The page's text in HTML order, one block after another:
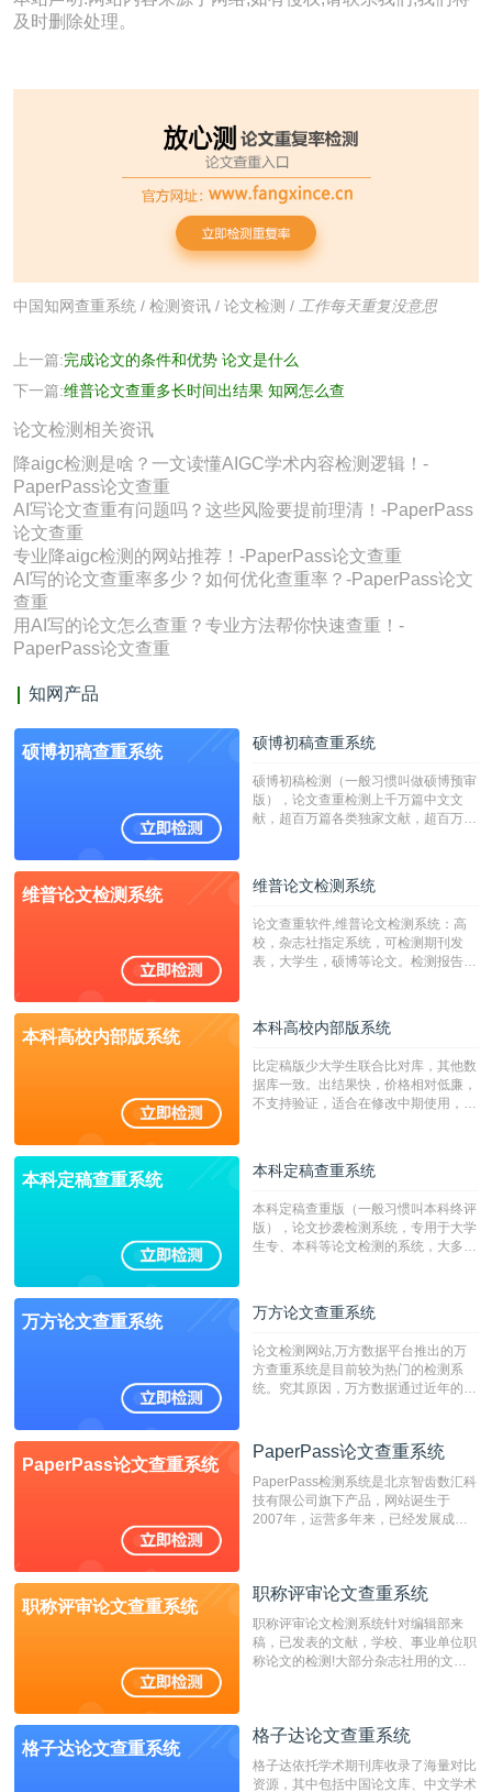
及时删除处理。
中国知网查重系统 / 检测资讯 / 论文检测 / 工作每天重复没意思
上一篇:完成论文的条件和优势 论文是什么
下一篇:维普论文查重多长时间出结果 知网怎么查
论文检测相关资讯
降aigc检测是啥？一文读懂AIGC学术内容检测逻辑！-
PaperPass论文查重
AI写论文查重有问题吗？这些风险要提前理清！-PaperPass
论文查重
专业降aigc检测的网站推荐！-PaperPass论文查重
AI写的论文查重率多少？如何优化查重率？-PaperPass论文
查重
用AI写的论文怎么查重？专业方法帮你快速查重！-
PaperPass论文查重
知网产品
硕博初稿查重系统 硕博初稿查重系统
硕博初稿检测（一般习惯叫做硕博预审
版），论文查重检测上千万篇中文文
献，超百万篇各类独家文献，超百万港
校用来检测硕博论文的系统，检测范围
广，数据来源真实，检测算法合理!本
字符数30万）
维普论文检测系统 维普论文检测系统
论文查重软件,维普论文检测系统：高
校，杂志社指定系统，可检测期刊发
表，大学生，硕博等论文。检测报告支
本科高校内部版系统 本科高校内部版系统
比定稿版少大学生联合比对库，其他数
据库一致。出结果快，价格相对低廉，
不支持验证，适合在修改中期使用，定
本科定稿查重系统 本科定稿查重系统
本科定稿查重版（一般习惯叫本科终评
版），论文抄袭检测系统，专用于大学
生专、本科等论文检测的系统，大多数
万方论文查重系统 万方论文查重系统
论文检测网站,万方数据平台推出的万
方查重系统是目前较为热门的检测系
统。究其原因，万方数据通过近年的发
检测系统，其真实性和权威性无可厚
非。其次，相对于知网而言，万方检测
费用少，上手容易，是学生初次论文查
重的推荐系统。
PaperPass论文查重系统
PaperPass论文查重系统
PaperPass检测系统是北京智齿数汇科
技有限公司旗下产品，网站诞生于
2007年，运营多年来，已经发展成为
检测速度快、精度高，市场反映良好。
职称评审论文查重系统
职称评审论文查重系统
职称评审论文检测系统针对编辑部来
稿，已发表的文献，学校、事业单位职
称论文的检测!大部分杂志社用的文献
编辑部检测来稿和已发表的文献,检测
测时注意填写第一作者,才能排除已发
格子达论文查重系统
格子达论文查重系统
格子达依托学术期刊库收录了海量对比
资源，其中包括中国论文库、中文学术